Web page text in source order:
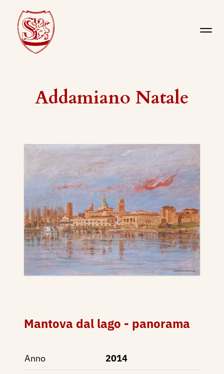
Addamiano Natale
Mantova dal lago - panorama
Anno
2014